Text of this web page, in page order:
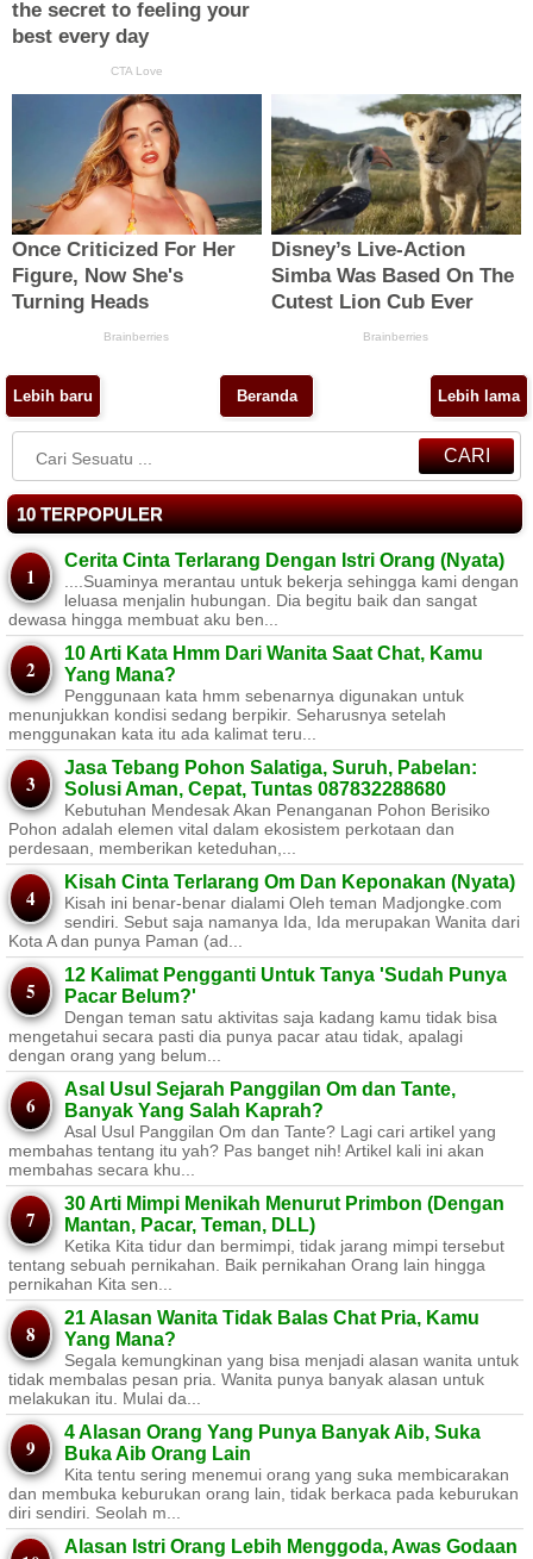
Lebih baru Lebih lama
Beranda
CARI
10 TERPOPULER
Cerita Cinta Terlarang Dengan Istri Orang (Nyata)
....Suaminya merantau untuk bekerja sehingga kami dengan
leluasa menjalin hubungan. Dia begitu baik dan sangat
dewasa hingga membuat aku ben...
10 Arti Kata Hmm Dari Wanita Saat Chat, Kamu
Yang Mana?
Penggunaan kata hmm sebenarnya digunakan untuk
menunjukkan kondisi sedang berpikir. Seharusnya setelah
menggunakan kata itu ada kalimat teru...
Jasa Tebang Pohon Salatiga, Suruh, Pabelan:
Solusi Aman, Cepat, Tuntas 087832288680
Kebutuhan Mendesak Akan Penanganan Pohon Berisiko ​
Pohon adalah elemen vital dalam ekosistem perkotaan dan
perdesaan, memberikan keteduhan,...
Kisah Cinta Terlarang Om Dan Keponakan (Nyata)
Kisah ini benar-benar dialami Oleh teman Madjongke.com
sendiri. Sebut saja namanya Ida, Ida merupakan Wanita dari
Kota A dan punya Paman (ad...
12 Kalimat Pengganti Untuk Tanya 'Sudah Punya
Pacar Belum?'
Dengan teman satu aktivitas saja kadang kamu tidak bisa
mengetahui secara pasti dia punya pacar atau tidak, apalagi
dengan orang yang belum...
Asal Usul Sejarah Panggilan Om dan Tante,
Banyak Yang Salah Kaprah?
Asal Usul Panggilan Om dan Tante? Lagi cari artikel yang
membahas tentang itu yah? Pas banget nih! Artikel kali ini akan
membahas secara khu...
30 Arti Mimpi Menikah Menurut Primbon (Dengan
Mantan, Pacar, Teman, DLL)
Ketika Kita tidur dan bermimpi, tidak jarang mimpi tersebut
tentang sebuah pernikahan. Baik pernikahan Orang lain hingga
pernikahan Kita sen...
21 Alasan Wanita Tidak Balas Chat Pria, Kamu
Yang Mana?
Segala kemungkinan yang bisa menjadi alasan wanita untuk
tidak membalas pesan pria. Wanita punya banyak alasan untuk
melakukan itu. Mulai da...
4 Alasan Orang Yang Punya Banyak Aib, Suka
Buka Aib Orang Lain
Kita tentu sering menemui orang yang suka membicarakan
dan membuka keburukan orang lain, tidak berkaca pada keburukan
diri sendiri. Seolah m...
Alasan Istri Orang Lebih Menggoda, Awas Godaan